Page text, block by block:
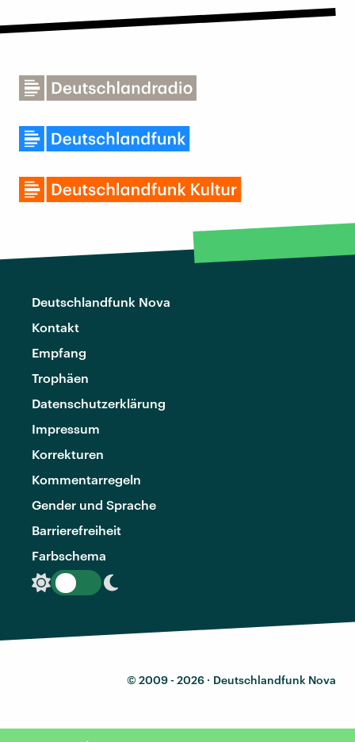
Deutschlandfunk Nova
Kontakt
Empfang
Trophäen
Datenschutzerklärung
Impressum
Korrekturen
Kommentarregeln
Gender und Sprache
Barrierefreiheit
Farbschema
© 2009 - 2026 · Deutschlandfunk Nova